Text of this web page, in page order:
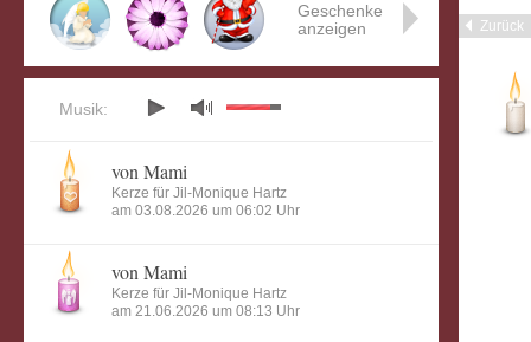
Zurück
Geschenke
anzeigen
Musik:
von Mami
Kerze für Jil-Monique Hartz
am 03.08.2026 um 06:02 Uhr
von Mami
Kerze für Jil-Monique Hartz
am 21.06.2026 um 08:13 Uhr